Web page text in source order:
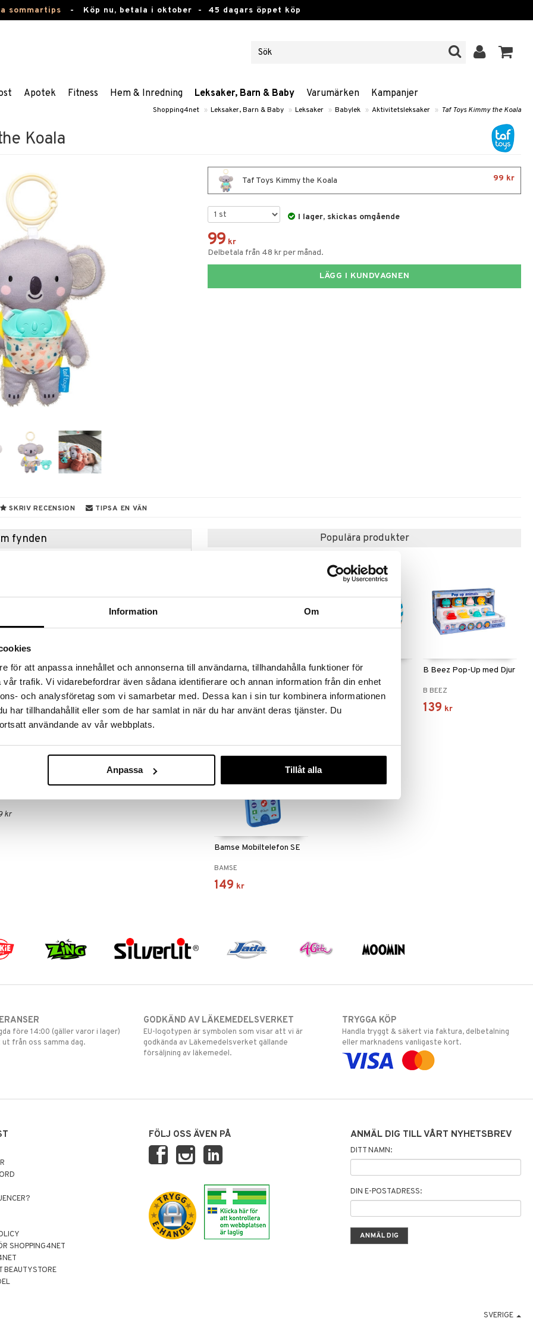
Information Om
för att anpassa innehållet och annonserna till användarna, tillhandahålla funktioner för
trafik. Vi vidarebefordrar även sådana identifierare och annan information från din enhet
och analysföretag som vi samarbetar med. Dessa kan i sin tur kombinera informationen
har tillhandahållit eller som de har samlat in när du har använt deras tjänster. Du
användande av vår webbplats.
Anpassa Tillåt alla
sommartips - Köp nu, betala i oktober - 45 dagars öppet köp
Apotek Fitness Hem & Inredning Leksaker, Barn & Baby Varumärken Kampanjer
Shopping4net » Leksaker, Barn & Baby » Leksaker » Babylek » Aktivitetsleksaker » Taf Toys Kimmy the Koala
Koala
Taf Toys Kimmy the Koala 99 kr
I lager, skickas omgående
99 kr
Delbetala från 48 kr per månad.
LÄGG I KUNDVAGNEN
SKRIV RECENSION TIPSA EN VÄN
fynden
fram till 31/8-2026, men var snabb - dina
kan fort ta slut!
»
ljud och skrynkligt fluffiga öron. En liten
på magen.
kr
Populära produkter
Bamse Laptop SE
BAMSE
269 kr
Mumin Mjukboll 11 cm
MUMIN
79 kr
B Beez Pop-Up med Djur
B BEEZ
139 kr
Bamse Mobiltelefon SE
BAMSE
149 kr
före 14:00 (gäller varor i lager)
från oss samma dag.
GODKÄND AV LÄKEMEDELSVERKET
EU-logotypen är symbolen som visar att vi är
godkända av Läkemedelsverket gällande
försäljning av läkemedel.
TRYGGA KÖP
Handla tryggt & säkert via faktura, delbetalning
eller marknadens vanligaste kort.
SHOPPING4NET
BEAUTYSTORE
FÖLJ OSS ÄVEN PÅ ANMÄL DIG TILL VÅRT NYHETSBREV
DITT NAMN:
DIN E-POSTADRESS:
SVERIGE